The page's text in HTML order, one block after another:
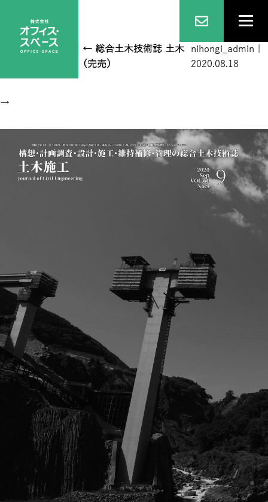
表1_9月号③確定 ← 総合土木技術誌 土木
施工 2020年9月号（完売）
nihongi_admin
2020.08.18
→